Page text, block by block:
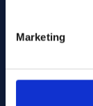
Marketing